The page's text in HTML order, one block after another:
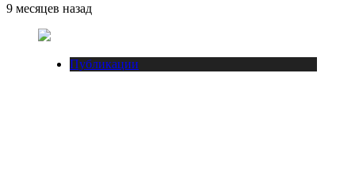
9 месяцев назад
Публикации